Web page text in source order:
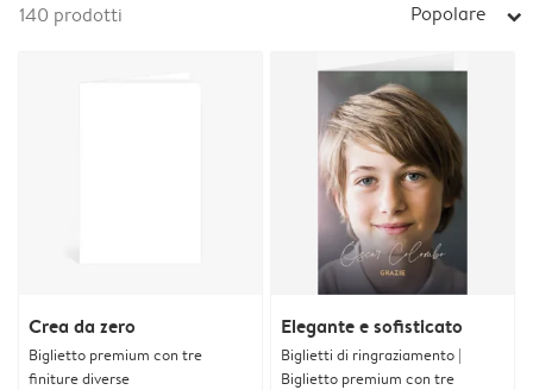
140 prodotti Popolare arrow_right
Crea da zero
Biglietto premium con tre
finiture diverse
Elegante e sofisticato
Biglietti di ringraziamento |
Biglietto premium con tre